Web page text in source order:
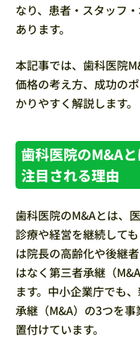
なり、患者・スタッフ
あります。
本記事では、歯科医院
価格の考え方、成功の
かりやすく解説します。
歯科医院のM&A
注目される理由
歯科医院のM&Aとは、
診療や経営を継続して
は院長の高齢化や後継
はなく第三者承継（
ます。中小企業庁でも
承継（M&A）の3つを
置付けています。